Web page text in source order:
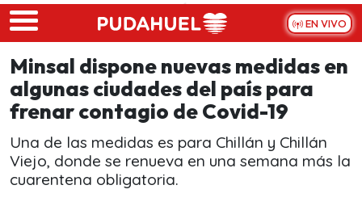
Skip to main content
EN VIVO
Minsal dispone nuevas medidas en
algunas ciudades del país para
frenar contagio de Covid-19
Una de las medidas es para Chillán y Chillán
Viejo, donde se renueva en una semana más la
cuarentena obligatoria.